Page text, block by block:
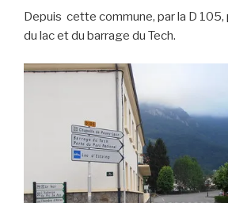
Depuis cette commune, par la D
du lac et du barrage du Tech.